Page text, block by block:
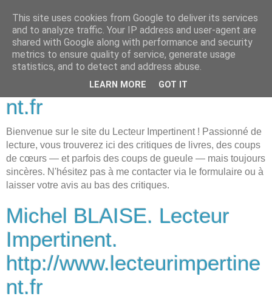
Michel BLAISE. Lecteur
Impertinent.
http://www.lecteurimpertine
nt.fr
Bienvenue sur le site du Lecteur Impertinent ! Passionné de
lecture, vous trouverez ici des critiques de livres, des coups
de cœurs — et parfois des coups de gueule — mais toujours
sincères. N'hésitez pas à me contacter via le formulaire ou à
laisser votre avis au bas des critiques.
Michel BLAISE. Lecteur
Impertinent.
http://www.lecteurimpertine
nt.fr
This site uses cookies from Google to deliver its services
and to analyze traffic. Your IP address and user-agent are
shared with Google along with performance and security
metrics to ensure quality of service, generate usage
statistics, and to detect and address abuse.
LEARN MORE GOT IT